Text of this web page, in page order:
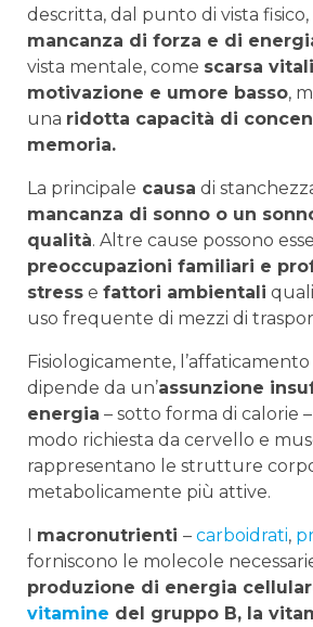
descritta, dal punto di vista
mancanza di forza e di
vista mentale, come scarsa
motivazione e umore basso,
una ridotta capacità di
memoria.
La principale causa di
mancanza di sonno o un
qualità. Altre cause possono
preoccupazioni familiari e
stress e fattori ambientali
uso frequente di mezzi di
Fisiologicamente,
dipende da un’assunzione
energia – sotto forma di calorie
modo richiesta da cervello e
rappresentano le strutture
metabolicamente più attive.
I macronutrienti – carboidrati,
forniscono le molecole
produzione di energia
vitamine del gruppo B, la